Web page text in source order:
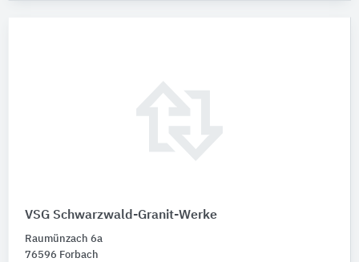
VSG Schwarzwald-Granit-Werke
Raumünzach 6a
76596 Forbach